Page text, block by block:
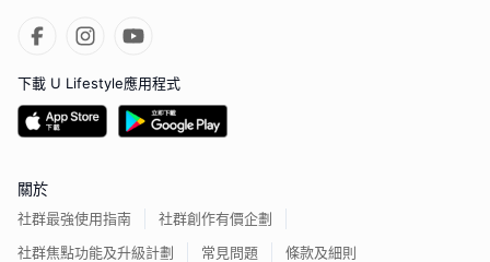
下載 U Lifestyle應用程式
關於
社群最強使用指南
社群創作有價企劃
社群焦點功能及升級計劃
常見問題 條款及細則